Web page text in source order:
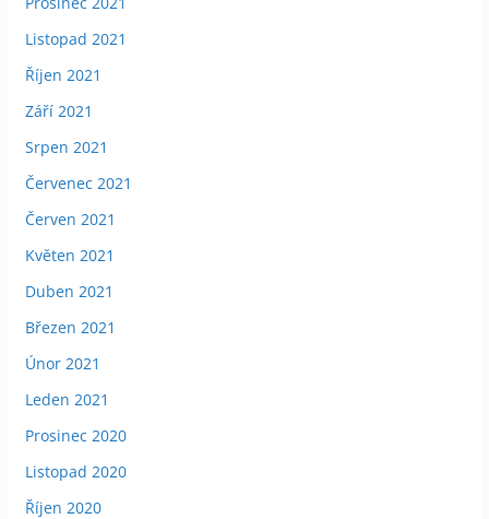
Listopad 2021
Říjen 2021
Září 2021
Srpen 2021
Červenec 2021
Červen 2021
Květen 2021
Duben 2021
Březen 2021
Únor 2021
Leden 2021
Prosinec 2020
Listopad 2020
Říjen 2020